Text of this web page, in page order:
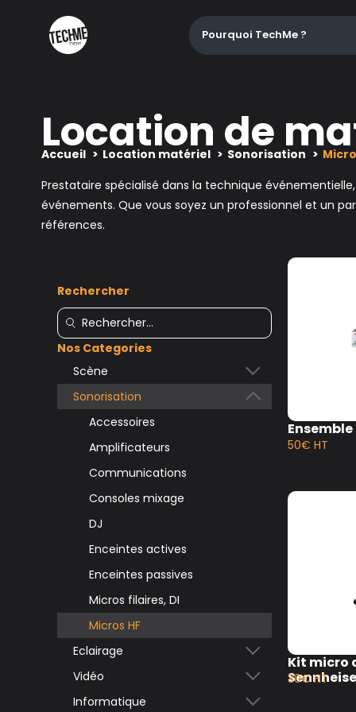
Pourquoi TechMe ?
Location de
Accueil Location matériel Sonorisation
Prestataire spécialisé dans la technique
événements. Que vous soyez un professionnel et un
références.
Rechercher
Nos Categories
Scène
Accessoires
Draperie
Layher
Praticables
Scène couverte
Sonorisation
Accessoires
Amplificateurs
Communications
Consoles mixage
DJ
Enceintes actives
Enceintes passives
Micros filaires, DI
Micros HF
Eclairage
Accessoires
Blinders/stroboscopes
Vidéo
Accessoires
Informatique
50€ HT
Kit micro
30€ HT